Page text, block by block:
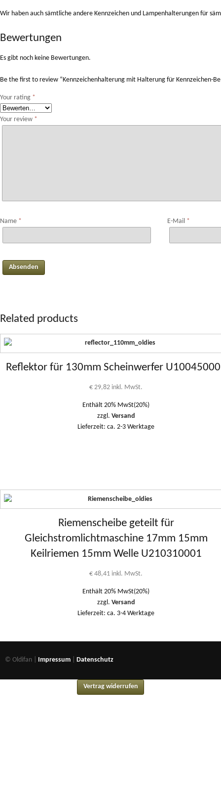
Wir haben auch sämtliche andere Kennzeichen und Lampenhalterungen für
Bewertungen
Es gibt noch keine Bewertungen.
Be the first to review “Kennzeichenhalterung mit Halterung für Kennzeichen-
Your rating *
Your review *
Name * E-Mail *
Related products
Reflektor für 130mm Scheinwerfer
€ 29,82 inkl. MwSt.
Enthält 20% MwSt(20%)
zzgl. Versand
Lieferzeit: ca. 2-3 Werktage
Riemenscheibe geteilt für
Gleichstromlichtmaschine 17mm 15mm
Keilriemen 15mm Welle U210310001
€ 48,41 inkl. MwSt.
Enthält 20% MwSt(20%)
zzgl. Versand
Lieferzeit: ca. 3-4 Werktage
© Oldifan | Impressum Datenschutz
Vertrag widerrufen